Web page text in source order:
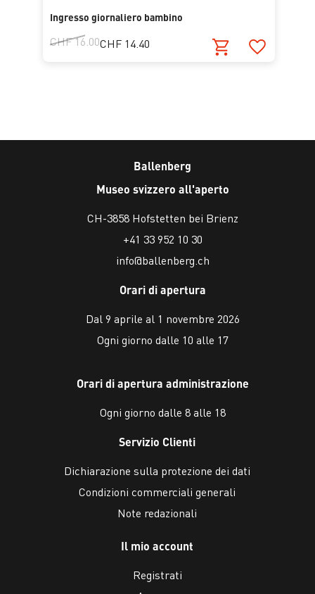
Ingresso giornaliero bambino
CHF 16.00CHF 14.40
Ballenberg
Museo svizzero all'aperto
CH-3858 Hofstetten bei Brienz
+41 33 952 10 30
info@ballenberg.ch
Orari di apertura
Dal 9 aprile al 1 novembre 2026
Ogni giorno dalle 10 alle 17
Orari di apertura administrazione
Ogni giorno dalle 8 alle 18
Servizio Clienti
Dichiarazione sulla protezione dei dati
Condizioni commerciali generali
Note redazionali
Il mio account
Registrati